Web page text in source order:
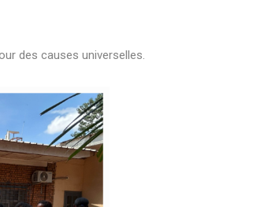
des causes universelles.